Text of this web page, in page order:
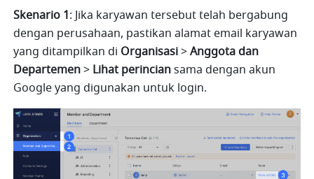
Skenario 1: Jika karyawan tersebut telah bergabung
dengan perusahaan, pastikan alamat email karyawan
yang ditampilkan di Organisasi > Anggota dan
Departemen > Lihat perincian sama dengan akun
Google yang digunakan untuk login.